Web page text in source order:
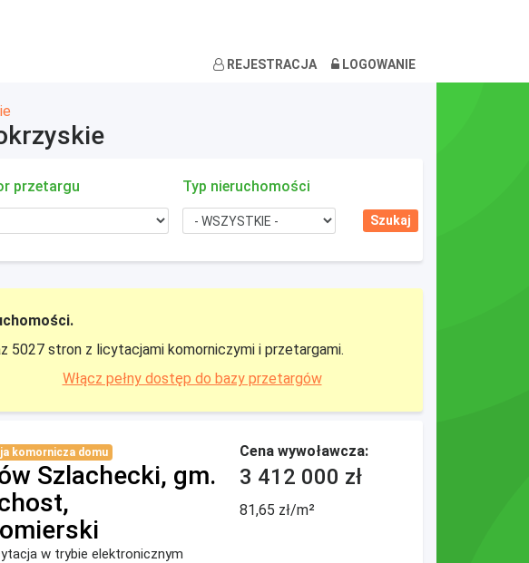
REJESTRACJA LOGOWANIE
przetargu Typ nieruchomości
5027 stron z licytacjami komorniczymi i przetargami.
Włącz pełny dostęp do bazy przetargów
komornicza domu
Szlachecki, gm.
w trybie elektronicznym
Cena wywoławcza:
3 412 000 zł
81,65 zł/m²